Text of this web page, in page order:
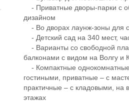
- Приватные дворы-парки с
дизайном
- Во дворах лаунж-зоны для
- Детский сад на 340 мест,
- Варианты со свободной
балконами с видом на Волгу и
- Компактные
гостиными, приватные – с
практичные – с кладовыми,
этажах